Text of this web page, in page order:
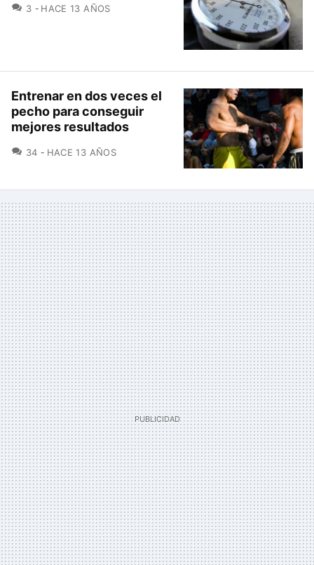
3 COMENTARIOS
HACE 13 AÑOS
Entrenar en dos veces el
pecho para conseguir
mejores resultados
34 COMENTARIOS
HACE 13 AÑOS